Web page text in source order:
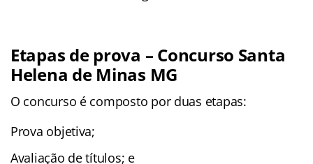
Etapas de prova – Concurso Santa
Helena de Minas MG
O concurso é composto por duas etapas:
Prova objetiva;
Avaliação de títulos; e